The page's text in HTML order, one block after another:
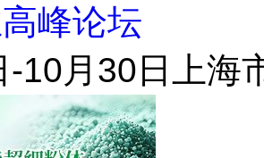
峰论坛
10月30日
上海